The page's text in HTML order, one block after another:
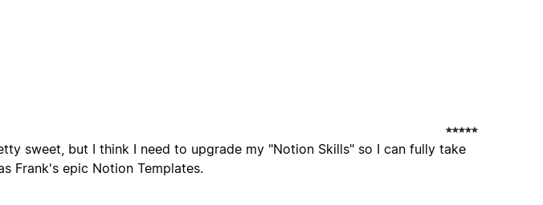
sweet, but I think I need to upgrade my "Notion Skills" so I can fully take
Frank's epic Notion Templates.